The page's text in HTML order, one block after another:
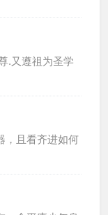
.又遵祖为圣学
，且看齐进如何